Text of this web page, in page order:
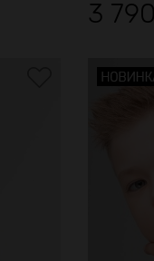
3